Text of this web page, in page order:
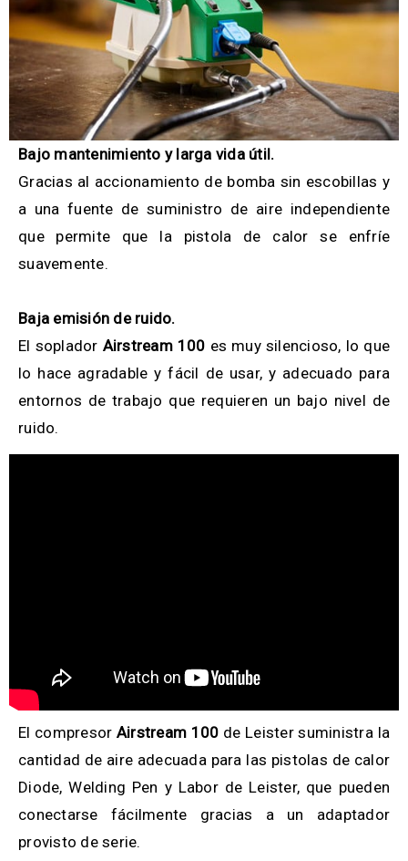
Bajo mantenimiento y larga vida útil.
Gracias al accionamiento de bomba sin escobillas y
a una fuente de suministro de aire independiente
que permite que la pistola de calor se enfríe
suavemente.
Baja emisión de ruido.
El soplador Airstream 100 es muy silencioso, lo que
lo hace agradable y fácil de usar, y adecuado para
entornos de trabajo que requieren un bajo nivel de
ruido.
El compresor Airstream 100 de Leister suministra la
cantidad de aire adecuada para las pistolas de calor
Diode, Welding Pen y Labor de Leister, que pueden
conectarse fácilmente gracias a un adaptador
provisto de serie.